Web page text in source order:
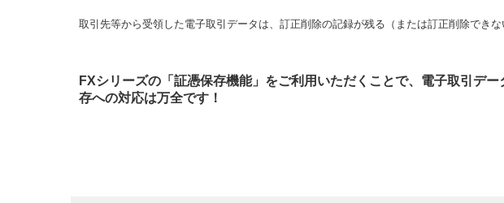
取引先等から受領した電子取引データは、訂正削除の記録が残る（または訂正削除でき
FXシリーズの「証憑保存機能」をご利用いただくことで、電子取引デー
存への対応は万全です！